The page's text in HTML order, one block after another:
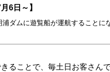
6日～】
ダムに遊覧船が運航することに
ることで、毎土日お客さん